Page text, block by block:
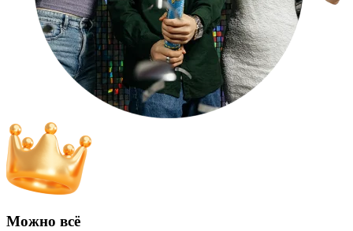
Можно всё